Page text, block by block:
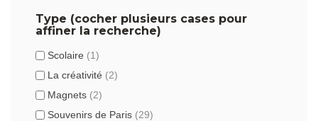
Type (cocher plusieurs cases pour
affiner la recherche)
Scolaire (1)
La créativité (2)
Magnets (2)
Souvenirs de Paris (29)